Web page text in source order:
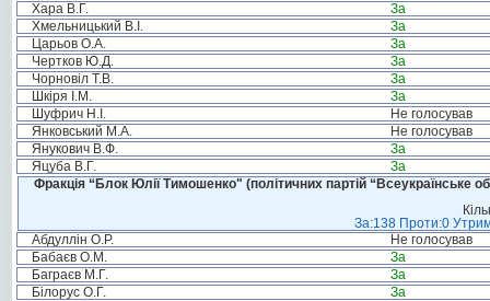
Хара В.Г.
За
Хмельницький В.І.
За
Царьов О.А.
За
Чертков Ю.Д.
За
Чорновіл Т.В.
За
Шкіря І.М.
За
Шуфрич Н.І.
Не голосував
Янковський М.А.
Не голосував
Янукович В.Ф.
За
Яцуба В.Г.
За
Фракція “Блок Юлії Тимошенко" (політичних партій “Всеукраїнське
За:138 Проти:0
Абдуллін О.Р.
Не голосував
Бабаєв О.М.
За
Баграєв М.Г.
За
Білорус О.Г.
За